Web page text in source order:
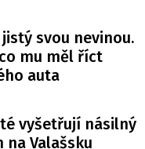
svou nevinou.
mu měl říct
auta
vyšetřují násilný
Valašsku